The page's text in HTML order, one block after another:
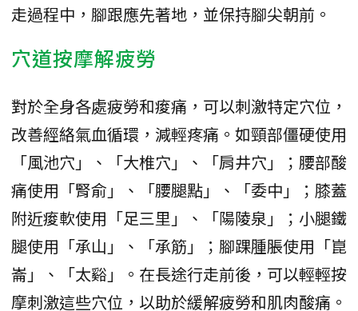
走過程中，腳跟應先著地，並保持腳尖朝前。
穴道按摩解疲勞
對於全身各處疲勞和痠痛，可以刺激特定穴位，
改善經絡氣血循環，減輕疼痛。如頸部僵硬使用
「風池穴」、「大椎穴」、「肩井穴」；腰部酸
痛使用「腎俞」、「腰腿點」、「委中」；膝蓋
附近痠軟使用「足三里」、「陽陵泉」；小腿鐵
腿使用「承山」、「承筋」；腳踝腫脹使用「崑
崙」、「太谿」。在長途行走前後，可以輕輕按
摩刺激這些穴位，以助於緩解疲勞和肌肉酸痛。